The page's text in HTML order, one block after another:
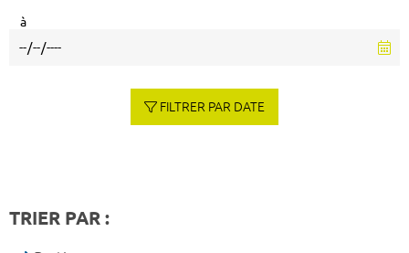
à
FILTRER PAR DATE
TRIER PAR :